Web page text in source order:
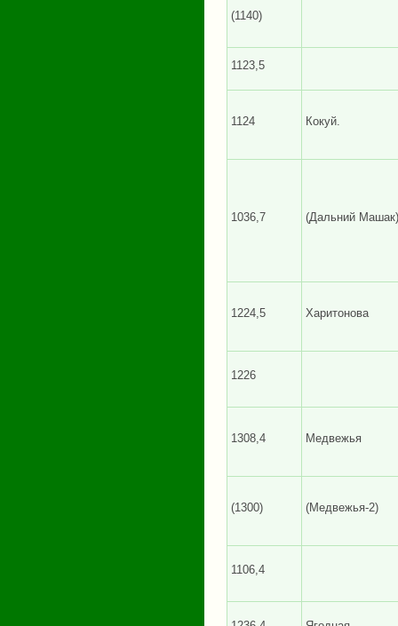
(1140)
1123,5
1124 Кокуй.
1036,7 (Дальний
1224,5 Харитонова
1226
1308,4 Медвежья
(1300) (Медвежья-2)
1106,4